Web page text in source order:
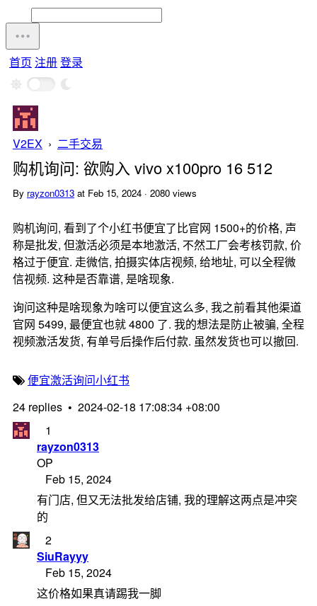
首页 注册登录
V2EX › 二手交易
购机询问: 欲购入 vivo x100pro 16 512
By rayzon0313 at Feb 15, 2024 · 2080 views
购机询问, 看到了个小红书便宜了比官网 1500+的价格, 声
称是批发, 但激活必须是本地激活, 不然工厂会考核罚款, 价
格过于便宜. 走微信, 拍摄实体店视频, 给地址, 可以全程微
信视频. 这种是否靠谱, 是啥现象.
询问这种是啥现象为啥可以便宜这么多, 我之前看其他渠道
官网 5499, 最便宜也就 4800 了. 我的想法是防止被骗, 全程
视频激活发货, 有单号后操作后付款. 虽然发货也可以撤回.
便宜激活询问小红书
24 replies • 2024-02-18 17:08:34 +08:00
1
rayzon0313
OP
Feb 15, 2024
有门店, 但又无法批发给店铺, 我的理解这两点是冲突
的
2
SiuRayyy
Feb 15, 2024
这价格如果真请踢我一脚